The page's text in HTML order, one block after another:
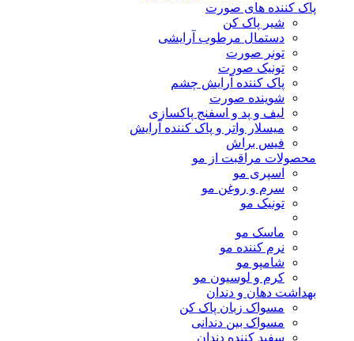
پاک کننده های صورت
شیر پاک کن
دستمال مرطوب آرایشی
تونر صورت
تونیک صورت
پاک کننده آرایش چشم
شوینده صورت
لیف و پد و اسفنج پاکسازی
میسلار واتر و پاک کننده آرایش
فیس براش
محصولات مراقبت از مو
اسپری مو
سرم و روغن مو
تونیک مو
ماسک مو
نرم کننده مو
شامپو مو
کرم و لوسیون مو
بهداشت دهان و دندان
مسواک زبان پاک کن
مسواک بین دندانی
سفید کننده دندان